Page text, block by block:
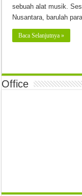
sebuah alat musik.
Nusantara, barulah
Baca Selanjutnya »
Office